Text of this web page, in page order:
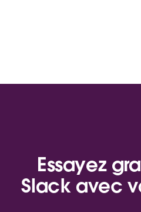
Essayez
Slack avec